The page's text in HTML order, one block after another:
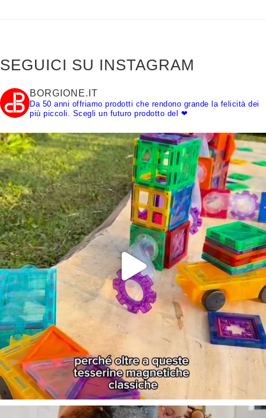
SEGUICI SU INSTAGRAM
BORGIONE.IT
Da 50 anni offriamo prodotti che rendono grande la felicità dei
più piccoli. Scegli un futuro prodotto del ❤